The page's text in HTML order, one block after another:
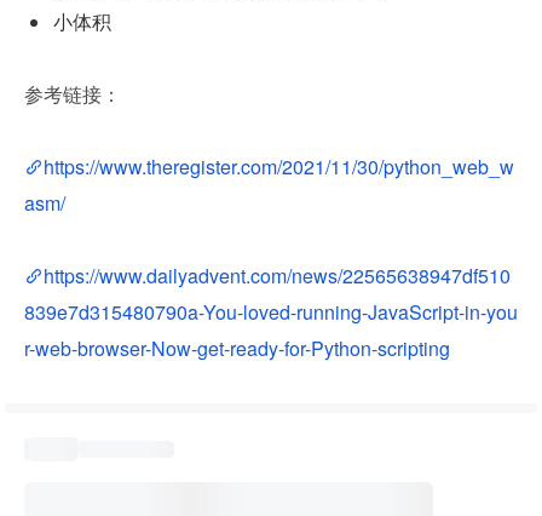
小体积
参考链接：
https://www.theregister.com/2021/11/30/python_web_w
asm/
https://www.dailyadvent.com/news/22565638947df510
839e7d315480790a-You-loved-running-JavaScript-in-you
r-web-browser-Now-get-ready-for-Python-scripting